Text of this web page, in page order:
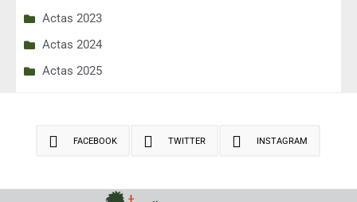
Actas 2023
Actas 2024
Actas 2025
FACEBOOK TWITTER INSTAGRAM